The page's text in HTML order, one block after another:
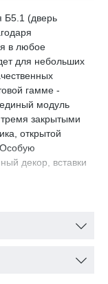
Б5.1 (дверь
в любое
для небольших
гамме -
модуль
закрытыми
открытой
декор, вставки
Б5.1 (дверь